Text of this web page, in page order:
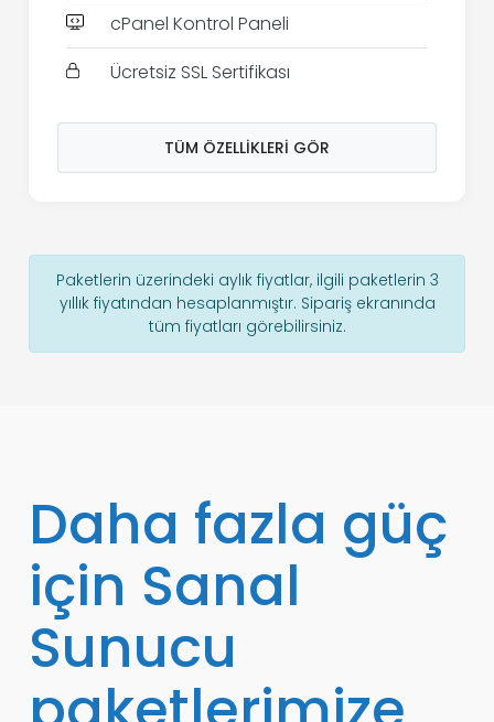
cPanel Kontrol Paneli
Ücretsiz SSL Sertifikası
TÜM ÖZELLIKLERI GÖR
Paketlerin üzerindeki aylık fiyatlar, ilgili paketlerin 3
yıllık fiyatından hesaplanmıştır. Sipariş ekranında
tüm fiyatları görebilirsiniz.
Daha fazla güç
için Sanal
Sunucu